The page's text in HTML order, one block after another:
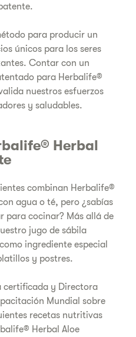
para producir un
únicos para los seres
Contar con un
para Herbalife®
nuestros esfuerzos
y saludables.
Herbal
combinan Herbalife®
agua o té, pero ¿sabías
para cocinar? Más allá de
jugo de sábila
ingrediente especial
y postres.
certificada y Directora
Mundial sobre
recetas nutritivas
Herbal Aloe